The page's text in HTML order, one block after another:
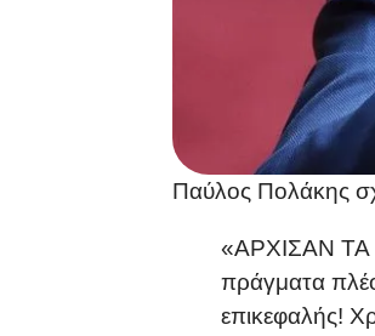
Παύλος Πολάκης
«ΑΡΧΙΣΑΝ ΤΑ
πράγματα
επικεφαλής!